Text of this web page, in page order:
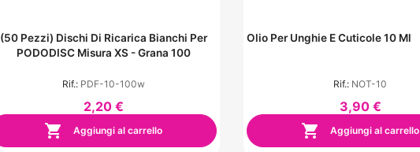
(50 Pezzi) Dischi Di Ricarica Bianchi Per
PODODISC Misura XS - Grana 100
Rif.: PDF-10-100w
2,20 €
 Aggiungi al carrello
Olio Per Unghie E Cuticole 10 Ml
Rif.: NOT-10
3,90 €
 Aggiungi al carrello